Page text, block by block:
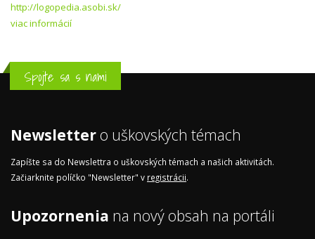
http://logopedia.asobi.sk/
viac informácií
Spojte sa s nami
Newsletter o uškovských témach
Zapíšte sa do Newslettra o uškovských témach a našich aktivitách.
Začiarknite políčko "Newsletter" v registrácii.
Upozornenia na nový obsah na portáli